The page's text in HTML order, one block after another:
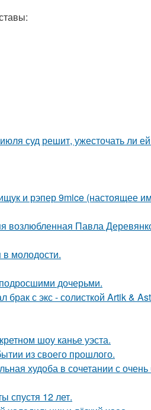
суд решит, ужесточать ли
и рэпер 9mice (настоящее
возлюбленная Павла
молодости.
дочерьми.
с экс - солисткой Artik &
шоу канье уэста.
из своего прошлого.
худоба в сочетании с
спустя 12 лет.